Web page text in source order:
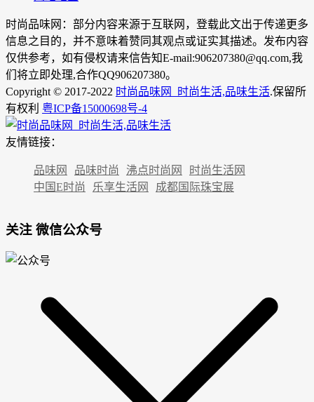
时尚品味网：部分内容来源于互联网，登载此文出于传递更多
信息之目的，并不意味着赞同其观点或证实其描述。发布内容
仅供参考，如有侵权请来信告知E-mail:906207380@qq.com,我
们将立即处理,合作QQ906207380。
Copyright © 2017-2022 时尚品味网_时尚生活,品味生活.保留所
有权利 粤ICP备15000698号-4
友情链接：
品味网 品味时尚 沸点时尚网
时尚生活网
中国E时尚
乐享生活网 成都国际珠宝展
关注 微信公众号